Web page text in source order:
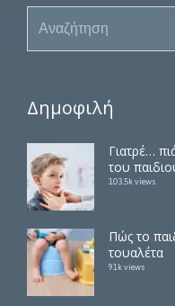
Search for:
Δημοφιλή
Γιατρέ…
του
103.5k views
Πώς το
τουαλέτα
91k views